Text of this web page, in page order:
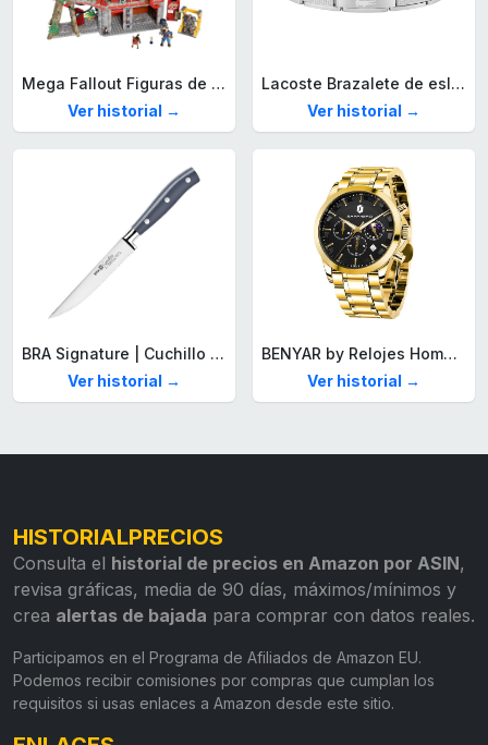
Mega Fallout Figuras de acción y Juguetes de construcción, Parada de Camiones Red Rocket con 824 Piezas, 2 Personajes articulados y Accesorios, para coleccionistas, HXT00
Ver historial →
Lacoste Brazalete de eslabón para Hombre Colección STENCIL de Acero inoxidable
Ver historial →
BRA Signature | Cuchillo tomatero 120 mm, Acero Inoxidable alemán forjado con Molibdeno Vanadio, Mango Remachado ABS, Diseño Ergonómico, Hoja 1,6 mm espesor
Ver historial →
BENYAR by Relojes Hombre Analógico Cuarzo Cronografo Impermeable Luminoso Fecha Moda Casual Reloj de Pulsera Elegante Regalo para Hombre
Ver historial →
HISTORIALPRECIOS
Consulta el historial de precios en Amazon por ASIN,
revisa gráficas, media de 90 días, máximos/mínimos y
crea alertas de bajada para comprar con datos reales.
Participamos en el Programa de Afiliados de Amazon EU.
Podemos recibir comisiones por compras que cumplan los
requisitos si usas enlaces a Amazon desde este sitio.